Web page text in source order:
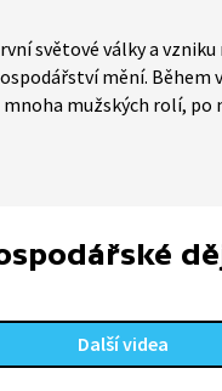
světové války a vzniku
mění. Během
mužských rolí, po
pracovní dobu,
podniků je důležité
v první republice měla
na pozadí jedné
firmy, Amylonu.
Další videa